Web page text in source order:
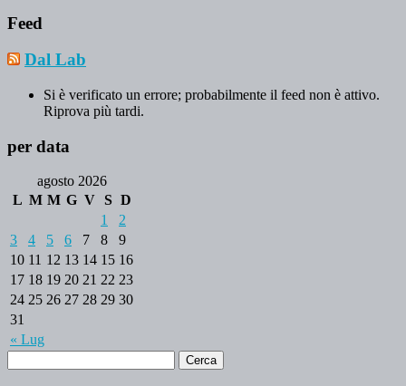
Feed
Dal Lab
Si è verificato un errore; probabilmente il feed non è attivo.
Riprova più tardi.
per data
agosto 2026
L M M G V S D
« Lug
1
2
3
4 5 6 7 8
9
10 11 12 13 14 15 16
17 18 19 20 21 22 23
24 25 26 27 28 29 30
31